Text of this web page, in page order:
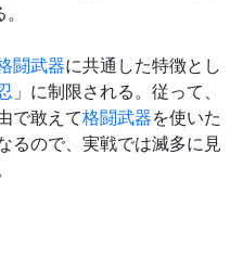
闘武器に共通した特徴とし
」に制限される。従って、
で敢えて格闘武器を使いた
るので、実戦では滅多に見